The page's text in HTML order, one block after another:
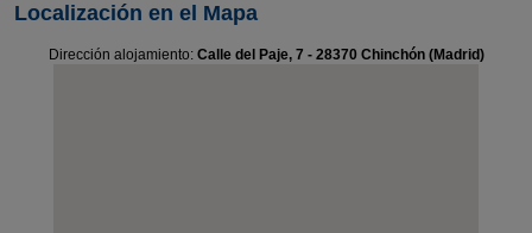
Localización en el Mapa
Dirección alojamiento: Calle del Paje, 7 - 28370 Chinchón (Madrid)